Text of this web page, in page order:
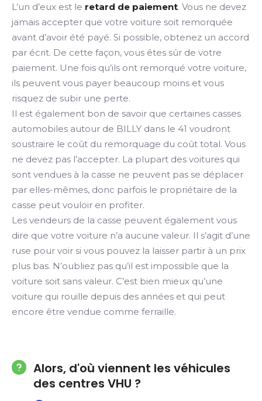
L’un d’eux est le retard de paiement. Vous ne devez
jamais accepter que votre voiture soit remorquée
avant d’avoir été payé. Si possible, obtenez un accord
par écrit. De cette façon, vous êtes sûr de votre
paiement. Une fois qu’ils ont remorqué votre voiture,
ils peuvent vous payer beaucoup moins et vous
risquez de subir une perte.
Il est également bon de savoir que certaines casses
automobiles autour de BILLY dans le 41 voudront
soustraire le coût du remorquage du coût total. Vous
ne devez pas l’accepter. La plupart des voitures qui
sont vendues à la casse ne peuvent pas se déplacer
par elles-mêmes, donc parfois le propriétaire de la
casse peut vouloir en profiter.
Les vendeurs de la casse peuvent également vous
dire que votre voiture n’a aucune valeur. Il s’agit d’une
ruse pour voir si vous pouvez la laisser partir à un prix
plus bas. N’oubliez pas qu’il est impossible que la
voiture soit sans valeur. C’est bien mieux qu’une
voiture qui rouille depuis des années et qui peut
encore être vendue comme ferraille.
Alors, d'où viennent les véhicules
des centres VHU ?